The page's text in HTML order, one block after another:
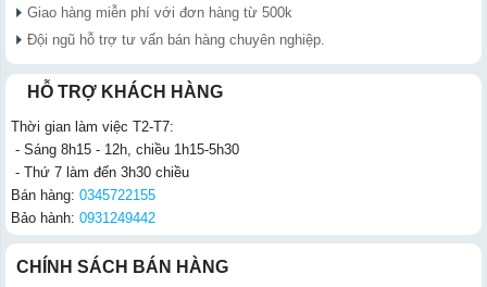
Giao hàng miễn phí với đơn hàng từ 500k
Đội ngũ hỗ trợ tư vấn bán hàng chuyên nghiệp.
HỖ TRỢ KHÁCH HÀNG
Thời gian làm việc T2-T7:
- Sáng 8h15 - 12h, chiều 1h15-5h30
- Thứ 7 làm đến 3h30 chiều
Bán hàng: 0345722155
Bảo hành: 0931249442
CHÍNH SÁCH BÁN HÀNG